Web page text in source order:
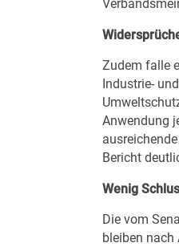
Zudem falle
Industrie-
Anwendung
Bericht
Wenig
Die vom
bleiben